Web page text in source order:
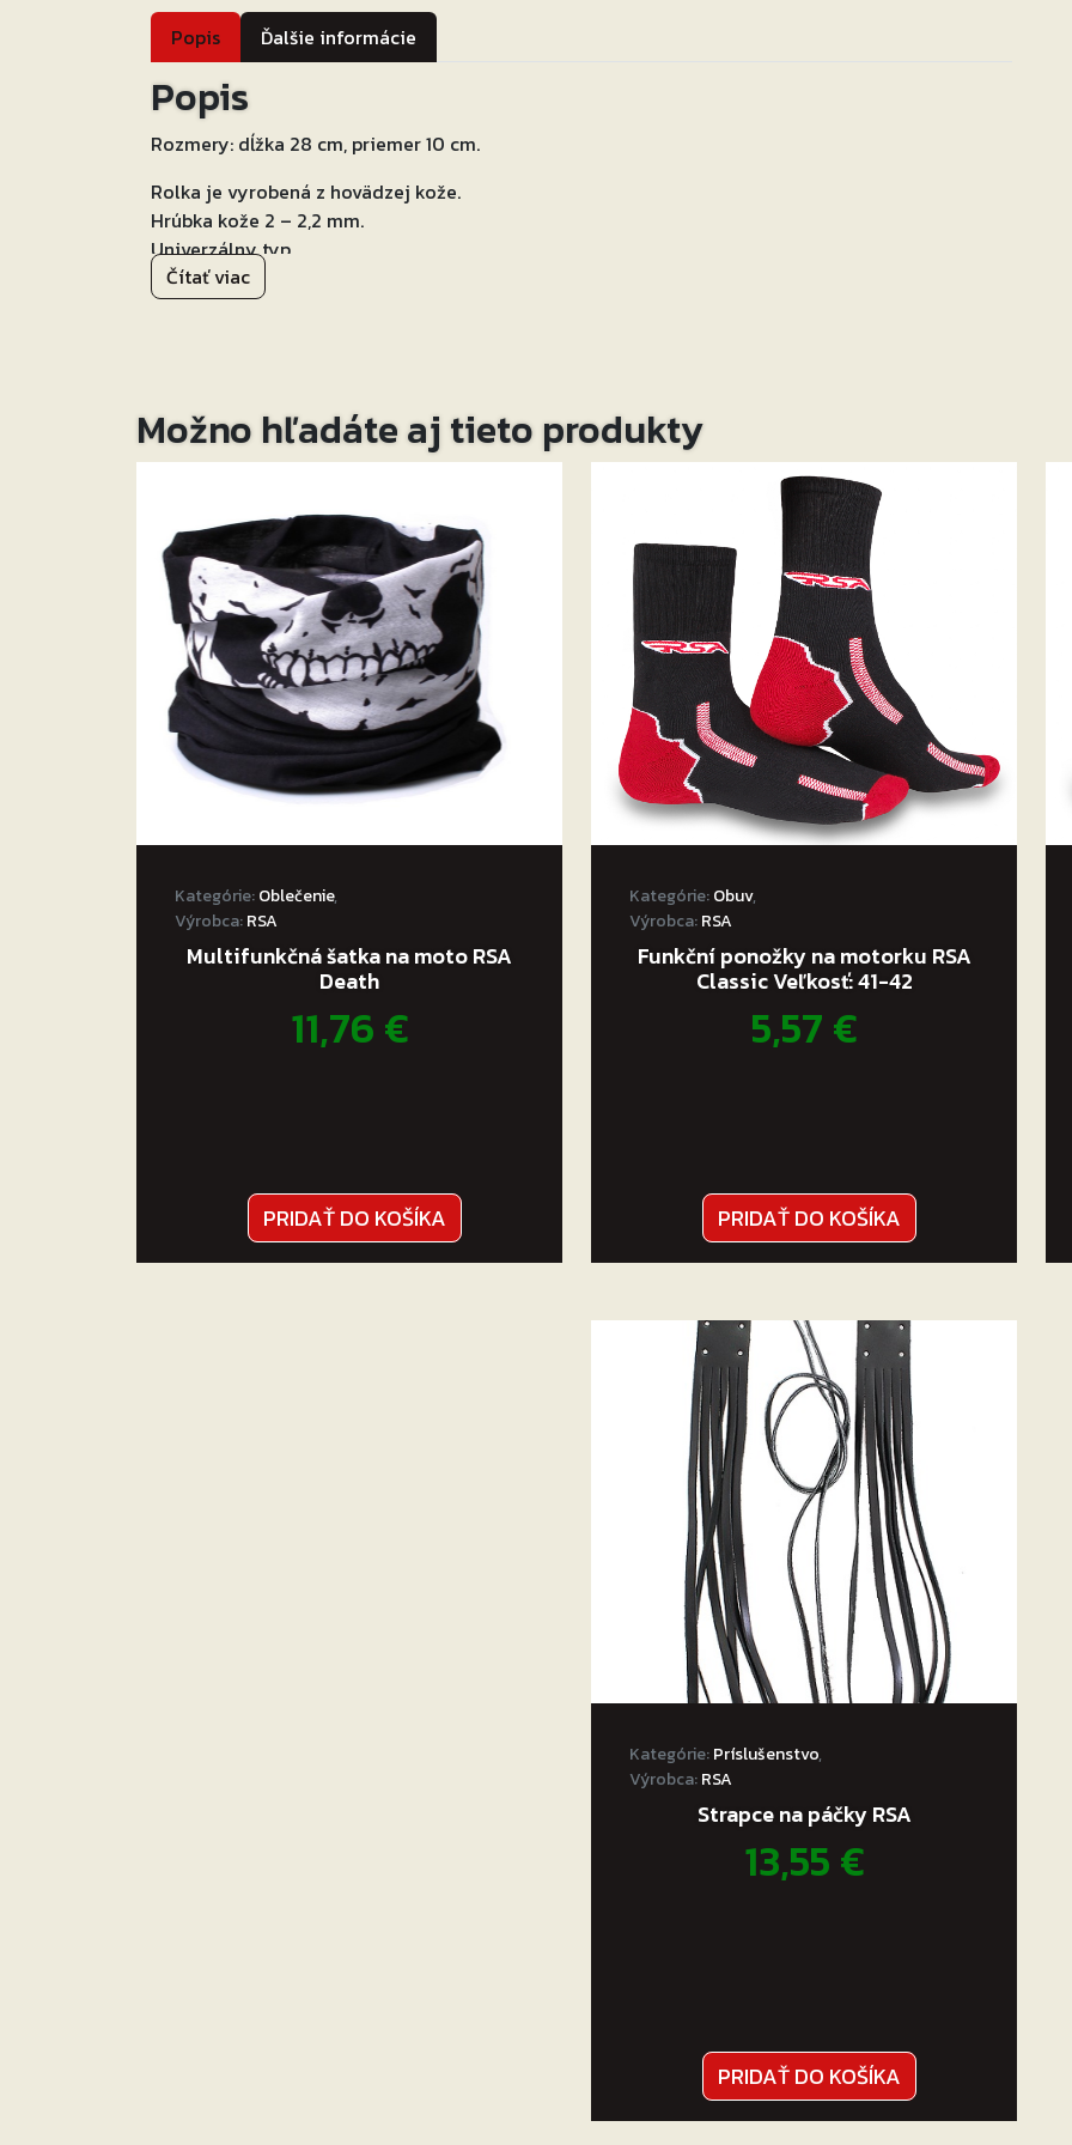
Popis Ďalšie informácie
Popis
Rozmery: dĺžka 28 cm, priemer 10 cm.
Rolka je vyrobená z hovädzej kože.
Hrúbka kože 2 – 2,2 mm.
Univerzálny typ.
Farba: čierna.
Rolky sú vyrobené v EÚ.
Čítať viac
Možno hľadáte aj tieto produkty
Kategórie:Oblečenie,
Výrobca:RSA
Multifunkčná šatka na moto RSA
Death
11,76€
PRIDAŤ DO KOŠÍKA
Kategórie:Obuv,
Výrobca:RSA
Funkční ponožky na motorku RSA
Classic Veľkosť: 41-42
5,57€
PRIDAŤ DO KOŠÍKA
Kategórie:Príslušenstvo,
Výrobca:RSA
Strapce na páčky RSA
13,55€
PRIDAŤ DO KOŠÍKA